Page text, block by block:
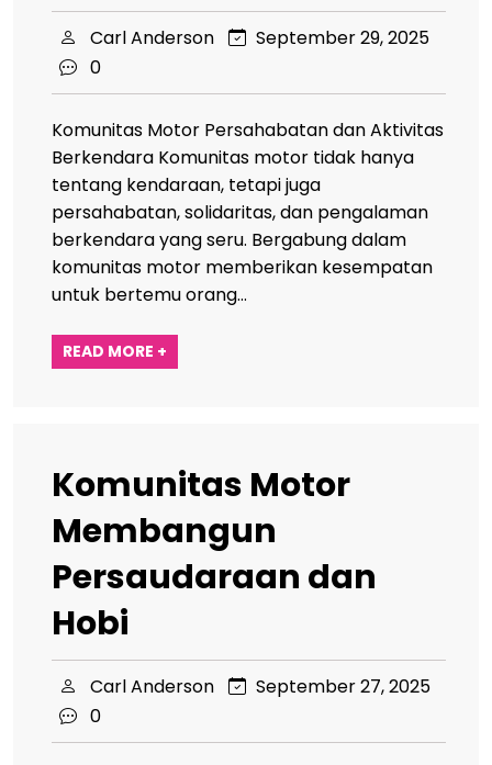
Carl Anderson
September 29, 2025
0
Komunitas Motor Persahabatan dan Aktivitas
Berkendara Komunitas motor tidak hanya
tentang kendaraan, tetapi juga
persahabatan, solidaritas, dan pengalaman
berkendara yang seru. Bergabung dalam
komunitas motor memberikan kesempatan
untuk bertemu orang…
READ MORE +
Komunitas Motor
Membangun
Persaudaraan dan
Hobi
Carl Anderson
September 27, 2025
0